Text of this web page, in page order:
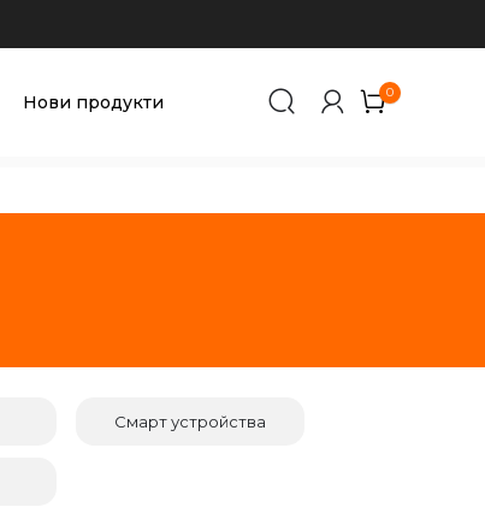
Нови продукти 0
Смарт устройства